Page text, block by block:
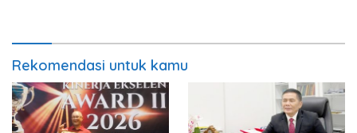
Rekomendasi untuk kamu